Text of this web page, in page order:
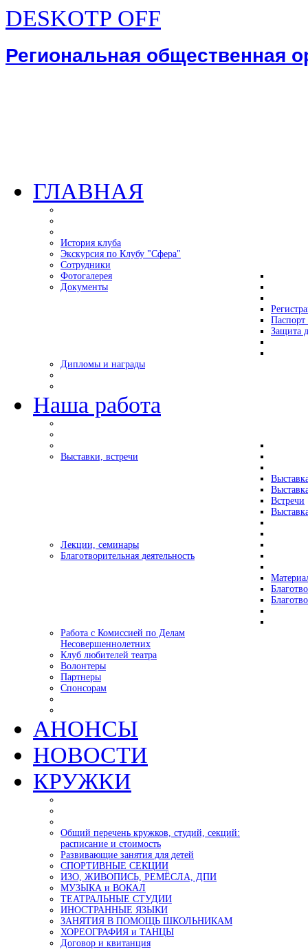
DESKOTP OFF
Региональная общественная
ГЛАВНАЯ
История клуба
Экскурсия по Клубу "Сфера"
Сотрудники
Фотогалерея
Документы
Паспорт
Защита
Дипломы и награды
Наша работа
Выставки, встречи
Встречи
Лекции, семинары
Благотворительная деятельность
Работа с Комиссией по Делам
Несовершеннолетних
Клуб любителей театра
Волонтеры
Партнеры
Спонсорам
АНОНСЫ
НОВОСТИ
КРУЖКИ
Общий перечень кружков, студий, секций:
расписание и стоимость
Развивающие занятия для детей
СПОРТИВНЫЕ СЕКЦИИ
ИЗО, ЖИВОПИСЬ, РЕМЁСЛА, ДПИ
МУЗЫКА и ВОКАЛ
ТЕАТРАЛЬНЫЕ СТУДИИ
ИНОСТРАННЫЕ ЯЗЫКИ
ЗАНЯТИЯ В ПОМОЩЬ ШКОЛЬНИКАМ
ХОРЕОГРАФИЯ и ТАНЦЫ
Договор и квитанция